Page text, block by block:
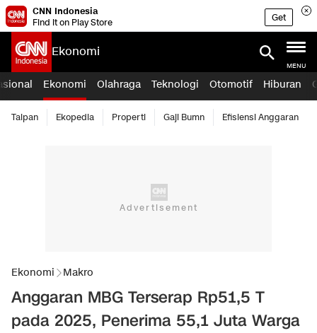
CNN Indonesia
Find it on Play Store
Get
Ekonomi
MENU
Ekonomi Olahraga Teknologi Otomotif Hiburan
Taipan Ekopedia Properti Gaji Bumn Efisiensi Anggaran
Ekonomi Makro
Anggaran MBG Terserap Rp51,5 T
pada 2025, Penerima 55,1 Juta Warga